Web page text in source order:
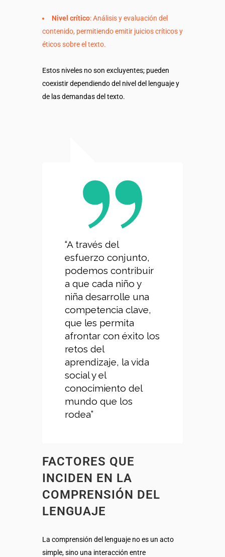
Nivel crítico: Análisis y evaluación del
contenido, permitiendo emitir juicios críticos y
éticos sobre el texto.
Estos niveles no son excluyentes; pueden
coexistir dependiendo del nivel del lenguaje y
de las demandas del texto.
“A través del
esfuerzo conjunto,
podemos contribuir
a que cada niño y
niña desarrolle una
competencia clave,
que les permita
afrontar con éxito los
retos del
aprendizaje, la vida
social y el
conocimiento del
mundo que los
rodea”
FACTORES QUE
INCIDEN EN LA
COMPRENSIÓN DEL
LENGUAJE
La comprensión del lenguaje no es un acto
simple, sino una interacción entre